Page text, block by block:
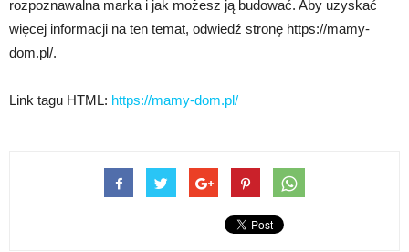
rozpoznawalna marka i jak możesz ją budować. Aby uzyskać
więcej informacji na ten temat, odwiedź stronę https://mamy-
dom.pl/.
Link tagu HTML: https://mamy-dom.pl/